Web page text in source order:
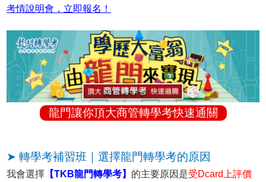
考情說明會，立即報名！
龍門讓你頂大商管轉學考快速通關
➤ 轉學考補習班｜選擇龍門轉學考的原因
我會選擇 【TKB龍門轉學考】 的主要原因是受Dcard上評價